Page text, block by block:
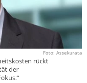
Foto: Assekurata
rückt
der